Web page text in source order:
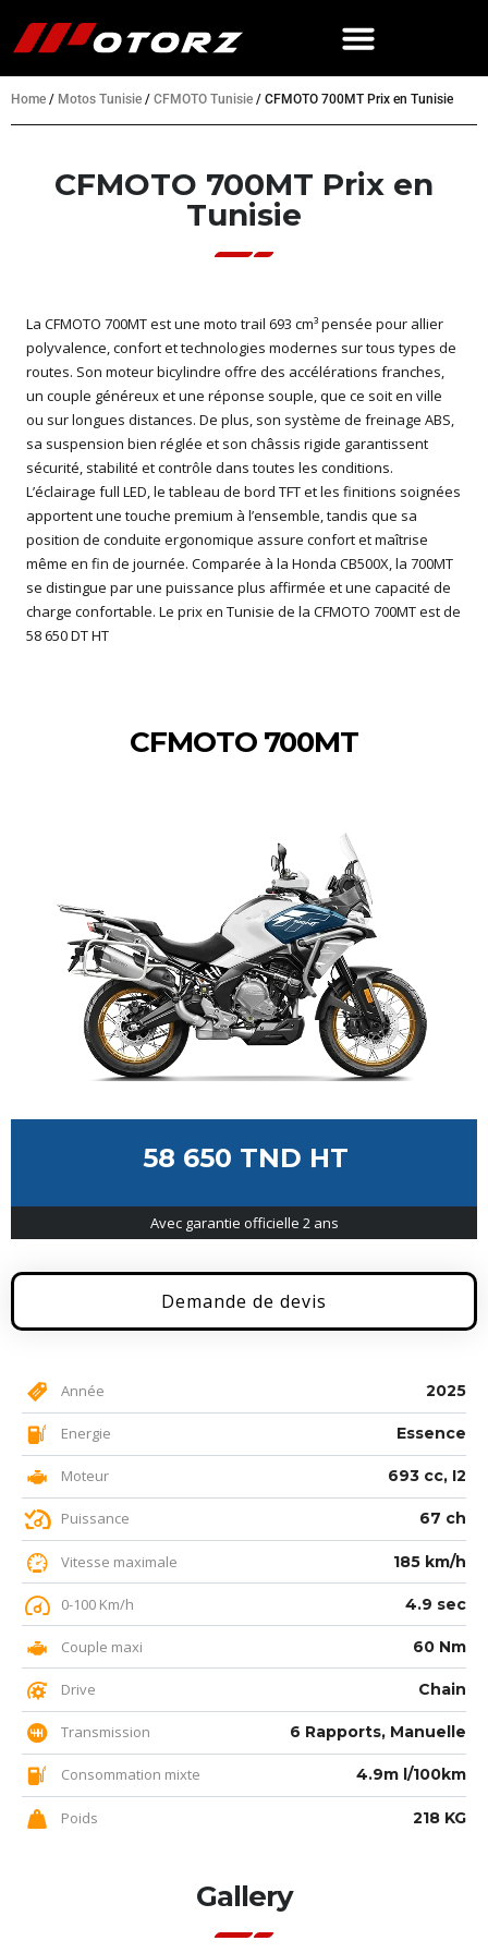
Home / Motos Tunisie / CFMOTO Tunisie / CFMOTO 700MT Prix en Tunisie
CFMOTO 700MT Prix en
Tunisie
La CFMOTO 700MT est une moto trail 693 cm³ pensée pour allier
polyvalence, confort et technologies modernes sur tous types de
routes. Son moteur bicylindre offre des accélérations franches,
un couple généreux et une réponse souple, que ce soit en ville
ou sur longues distances. De plus, son système de freinage ABS,
sa suspension bien réglée et son châssis rigide garantissent
sécurité, stabilité et contrôle dans toutes les conditions.
L’éclairage full LED, le tableau de bord TFT et les finitions soignées
apportent une touche premium à l’ensemble, tandis que sa
position de conduite ergonomique assure confort et maîtrise
même en fin de journée. Comparée à la Honda CB500X, la 700MT
se distingue par une puissance plus affirmée et une capacité de
charge confortable. Le prix en Tunisie de la CFMOTO 700MT est de
58 650 DT HT
CFMOTO 700MT
58 650 TND HT
Avec garantie officielle 2 ans
Demande de devis
Année 2025
Energie Essence
Moteur 693 cc, I2
Puissance 67 ch
Vitesse maximale 185 km/h
0-100 Km/h 4.9 sec
Couple maxi 60 Nm
Drive Chain
Transmission 6 Rapports, Manuelle
Consommation mixte 4.9m l/100km
Poids 218 KG
Gallery